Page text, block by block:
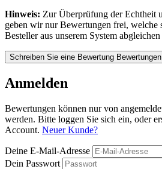
Hinweis: Zur Überprüfung der Echtheit
geben wir nur Bewertungen frei, welche
Besteller aus unserem System abgleichen
Schreiben Sie eine Bewertung
Anmelden
Bewertungen können nur von
werden. Bitte loggen Sie sich ein, oder
Account. Neuer Kunde?
Deine E-Mail-Adresse
Dein Passwort